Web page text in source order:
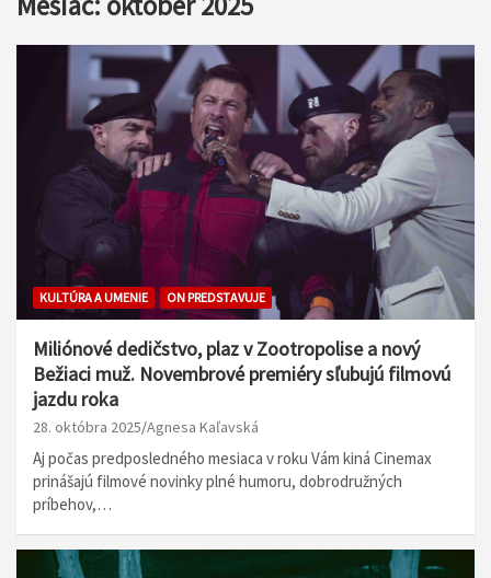
KULTÚRA A UMENIE ON PREDSTAVUJE
Miliónové dedičstvo, plaz v Zootropolise a nový
Bežiaci muž. Novembrové premiéry sľubujú filmovú
jazdu roka
28. októbra 2025 Agnesa Kaľavská
Aj počas predposledného mesiaca v roku Vám kiná Cinemax
prinášajú filmové novinky plné humoru, dobrodružných
príbehov,…